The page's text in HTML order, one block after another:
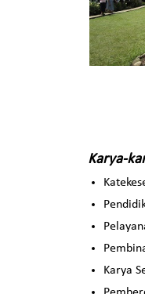
Karya-
Karya